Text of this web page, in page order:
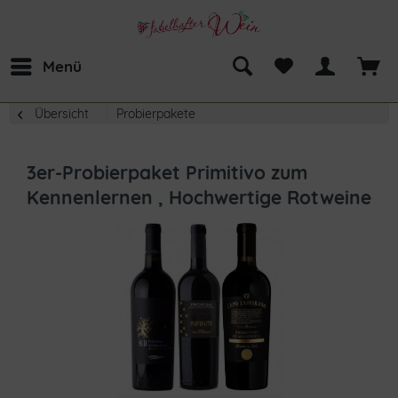
Menü
Übersicht Probierpakete
3er-Probierpaket Primitivo zum
Kennenlernen , Hochwertige Rotweine